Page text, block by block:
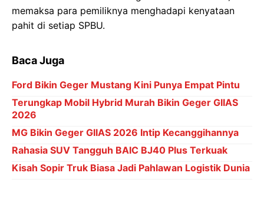
memaksa para pemiliknya menghadapi kenyataan
pahit di setiap SPBU.
Baca Juga
Ford Bikin Geger Mustang Kini Punya Empat Pintu
Terungkap Mobil Hybrid Murah Bikin Geger GIIAS
2026
MG Bikin Geger GIIAS 2026 Intip Kecanggihannya
Rahasia SUV Tangguh BAIC BJ40 Plus Terkuak
Kisah Sopir Truk Biasa Jadi Pahlawan Logistik Dunia